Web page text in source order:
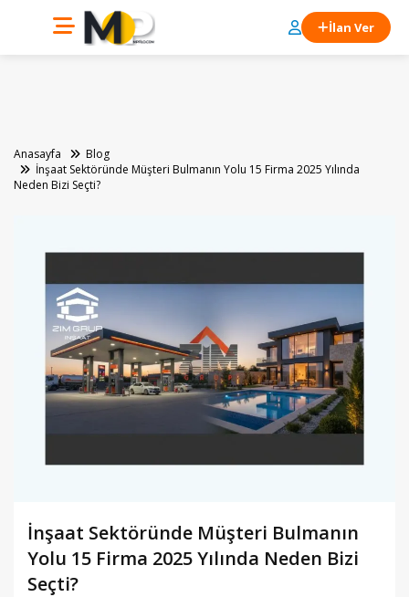
İlan Ver
Anasayfa
Blog
İnşaat Sektöründe Müşteri Bulmanın Yolu 15 Firma 2025 Yılında
Neden Bizi Seçti?
İnşaat Sektöründe Müşteri Bulmanın
Yolu 15 Firma 2025 Yılında Neden Bizi
Seçti?